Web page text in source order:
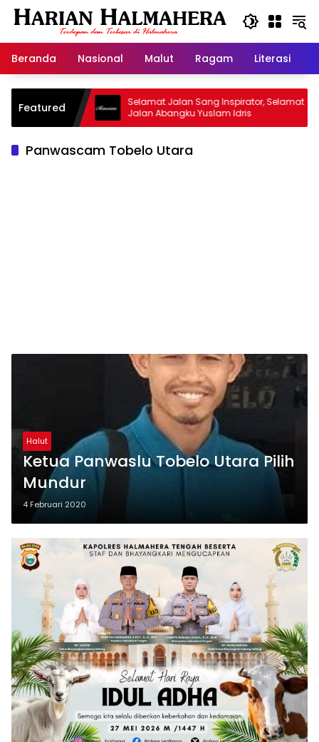
Langsung
Beranda
Nasional Malut Ragam Literasi
Featured
Warisan
Selamat Jalan Sang Inspirator, Selamat
Jalan Abangku Yuslam Idris
Panwascam Tobelo Utara
Halut
Ketua Panwaslu Tobelo Utara Pilih
Mundur
4 Februari 2020